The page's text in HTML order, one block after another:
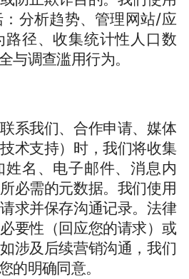
分析趋势、管理网站/应
路径、收集统计性人口数
与调查滥用行为。
系我们、合作申请、媒体
术支持）时，我们将收集
名、电子邮件、消息内
必需的元数据。我们使用
求并保存沟通记录。法律
要性（回应您的请求）或
涉及后续营销沟通，我们
的明确同意。